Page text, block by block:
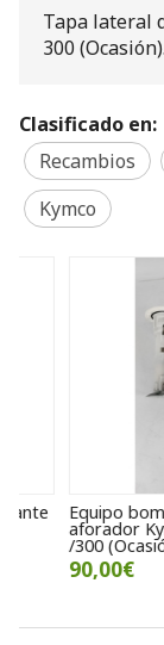
Tapa lateral
300 (Ocasión).
Clasificado en:
Recambios
Kymco
Equipo bomba
aforador Kymco
/300 (Ocasión)
90,00€